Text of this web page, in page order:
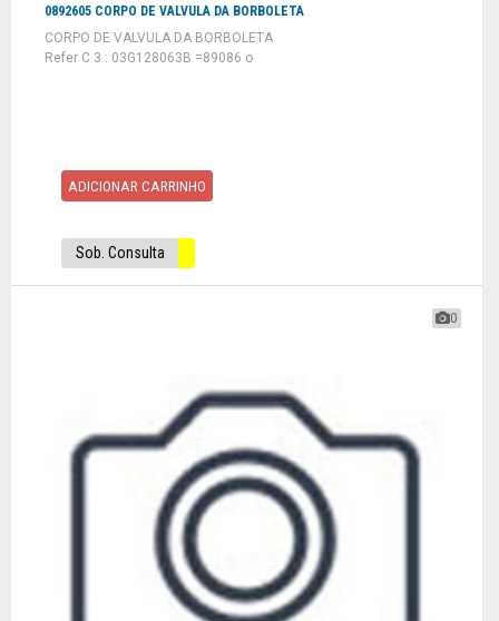
0892605 CORPO DE VALVULA DA BORBOLETA
CORPO DE VALVULA DA BORBOLETA
Refer C 3 : 03G128063B =89086 o
ADICIONAR CARRINHO
Sob. Consulta
0